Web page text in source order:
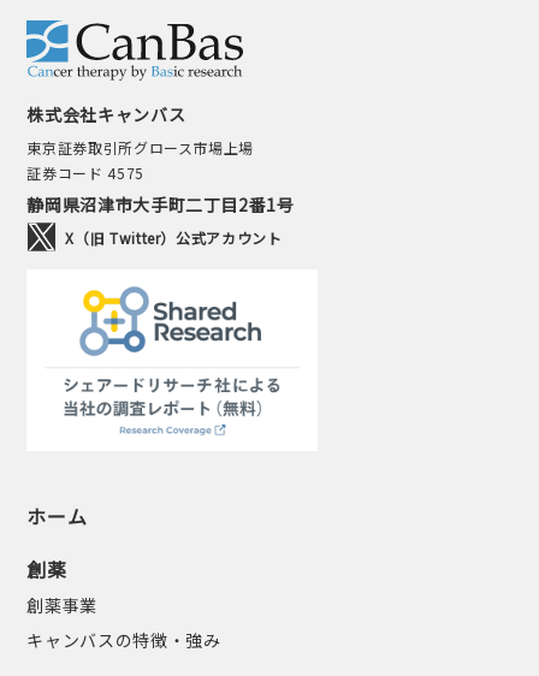
株式会社キャンバス
東京証券取引所グロース市場上場
証券コード 4575
静岡県沼津市大手町二丁目2番1号
X（旧 Twitter）公式アカウント
ホーム
創薬
創薬事業
キャンバスの特徴・強み